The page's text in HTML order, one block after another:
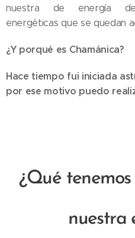
nuestra de energía de
energéticas que se quedan
¿Y porqué es Chamánica?
Hace tiempo fui iniciada
por ese motivo puedo
¿Qué
nuestra